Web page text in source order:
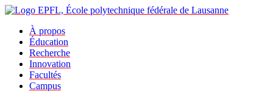
À propos
Éducation
Recherche
Innovation
Facultés
Campus